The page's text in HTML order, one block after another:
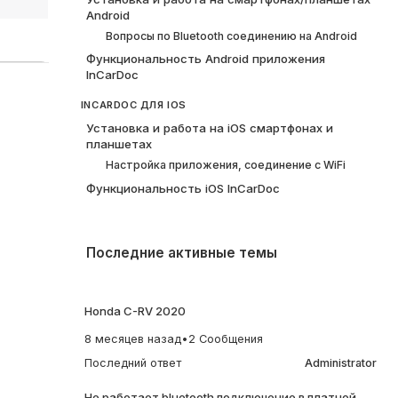
Android
Вопросы по Bluetooth соединению на Android
Функциональность Android приложения
InCarDoc
INCARDOC ДЛЯ IOS
Установка и работа на iOS смартфонах и
планшетах
Настройка приложения, соединение с WiFi
Функциональность iOS InCarDoc
Последние активные темы
Honda C-RV 2020
8 месяцев назад• 2 Сообщения
Последний ответ
Administrator